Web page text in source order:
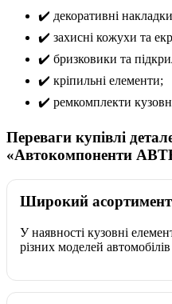
✔️ декоративні
✔️ захисні кожухи та
✔️ бризковики та
✔️ кріпильні елементи;
✔️ ремкомплекти
Переваги купівлі
«Автокомпоненти
Широкий асортимент
У наявності кузовні
різних моделей